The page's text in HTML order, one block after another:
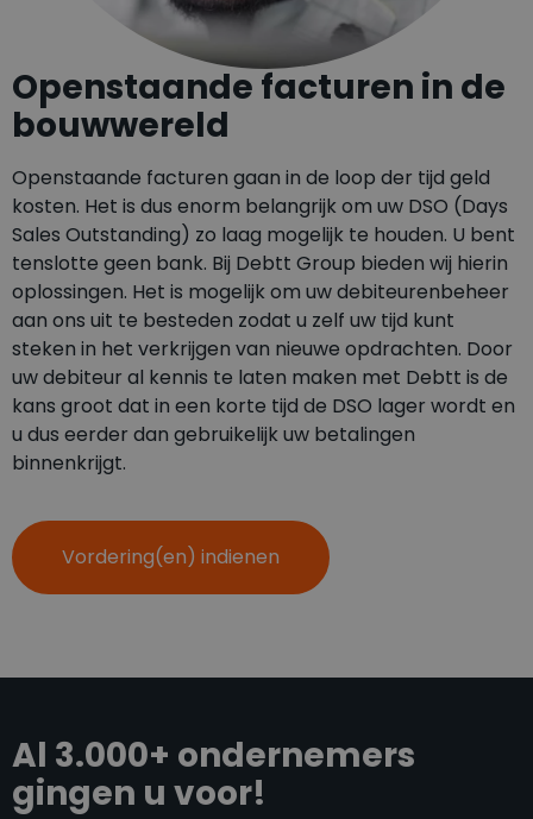
Openstaande facturen in de
bouwwereld
Openstaande facturen gaan in de loop der tijd geld
kosten. Het is dus enorm belangrijk om uw DSO (Days
Sales Outstanding) zo laag mogelijk te houden. U bent
tenslotte geen bank. Bij Debtt Group bieden wij hierin
oplossingen. Het is mogelijk om uw debiteurenbeheer
aan ons uit te besteden zodat u zelf uw tijd kunt
steken in het verkrijgen van nieuwe opdrachten. Door
uw debiteur al kennis te laten maken met Debtt is de
kans groot dat in een korte tijd de DSO lager wordt en
u dus eerder dan gebruikelijk uw betalingen
binnenkrijgt.
Vordering(en) indienen
Al 3.000+ ondernemers
gingen u voor!